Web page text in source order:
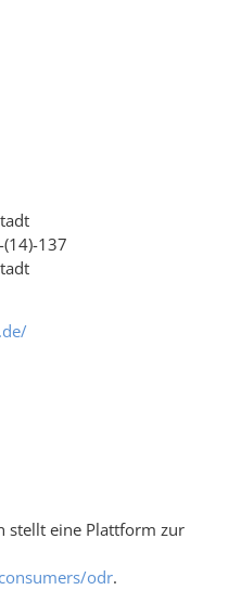
137
stellt eine Plattform zur
odr.